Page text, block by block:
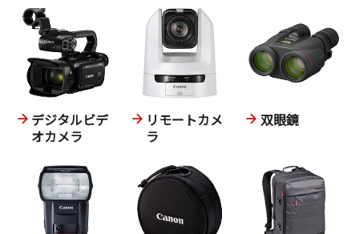
デジタルビデ
オカメラ
リモートカメ
ラ
双眼鏡